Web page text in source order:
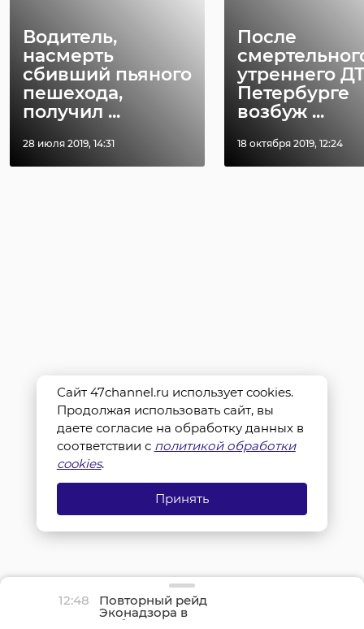
Водитель,
насмерть
сбивший пьяного
пешехода,
получил ...
28 июля 2019, 14:31
После
утреннего
Петербурге
возбуж ...
18 октября 2019, 12:24
12:48 Повторный рейд
Эконадзора в
Выборгском районе
Сайт 47channel.ru использует cookies.
Продолжая использовать сайт, вы
даете согласие на обработку данных в
соответствии с политикой обработки
cookies.
Принять